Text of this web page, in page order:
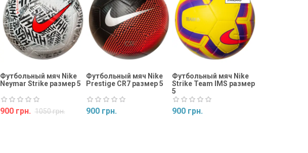
Футбольный мяч Nike
Neymar Strike размер 5
900 грн. 1050 грн.
Футбольный мяч Nike
Prestige CR7 размер 5
900 грн.
Футбольный мяч Nike
Strike Team IMS размер
5
900 грн.